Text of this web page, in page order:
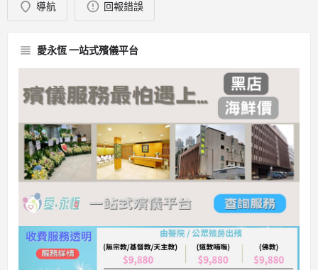
導航 回報錯誤
愛永恆 一站式殯儀平台